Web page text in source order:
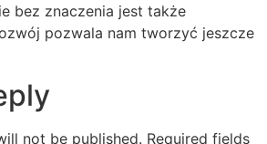
bez znaczenia jest także
pozwala nam tworzyć jeszcze
not be published. Required fields